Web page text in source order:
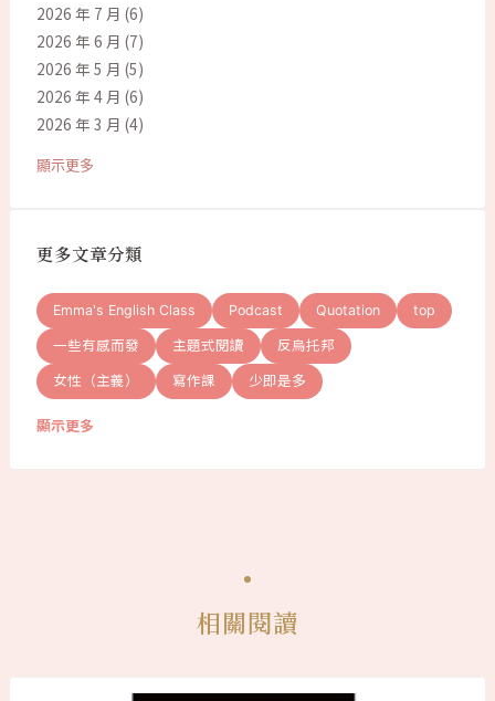
2026 年 7 月 (6)
2026 年 6 月 (7)
2026 年 5 月 (5)
2026 年 4 月 (6)
2026 年 3 月 (4)
顯示更多
更多文章分類
Emma's English Class Podcast Quotation top
一些有感而發 主題式閱讀 反烏托邦
女性（主義） 寫作課 少即是多
顯示更多
相關閱讀